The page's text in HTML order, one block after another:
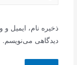
ذخیره نام، ایمیل
دیدگاهی می‌نویسم.